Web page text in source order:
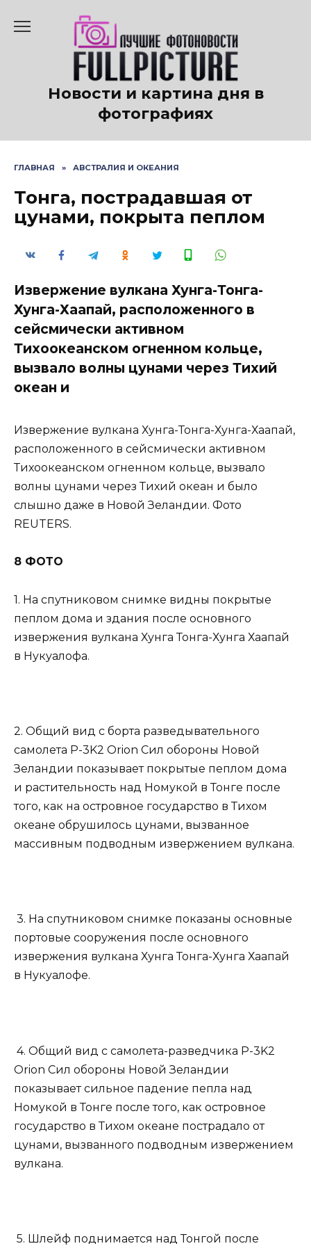
содержанию
Новости и картина дня в
фотографиях
ГЛАВНАЯ » АВСТРАЛИЯ И ОКЕАНИЯ
Тонга, пострадавшая от
цунами, покрыта пеплом
Извержение вулкана Хунга-Тонга-
Хунга-Хаапай, расположенного в
сейсмически активном
Тихоокеанском огненном кольце,
вызвало волны цунами через Тихий
океан и
Извержение вулкана Хунга-Тонга-Хунга-Хаапай,
расположенного в сейсмически активном
Тихоокеанском огненном кольце, вызвало
волны цунами через Тихий океан и было
слышно даже в Новой Зеландии. Фото
REUTERS.
8 ФОТО
1. На спутниковом снимке видны покрытые
пеплом дома и здания после основного
извержения вулкана Хунга Тонга-Хунга Хаапай
в Нукуалофа.
2. Общий вид с борта разведывательного
самолета P-3K2 Orion Сил обороны Новой
Зеландии показывает покрытые пеплом дома
и растительность над Номукой в Тонге после
того, как на островное государство в Тихом
океане обрушилось цунами, вызванное
массивным подводным извержением вулкана.
3. На спутниковом снимке показаны основные
портовые сооружения после основного
извержения вулкана Хунга Тонга-Хунга Хаапай
в Нукуалофе.
4. Общий вид с самолета-разведчика P-3K2
Orion Сил обороны Новой Зеландии
показывает сильное падение пепла над
Номукой в Тонге после того, как островное
государство в Тихом океане пострадало от
цунами, вызванного подводным извержением
вулкана.
5. Шлейф поднимается над Тонгой после